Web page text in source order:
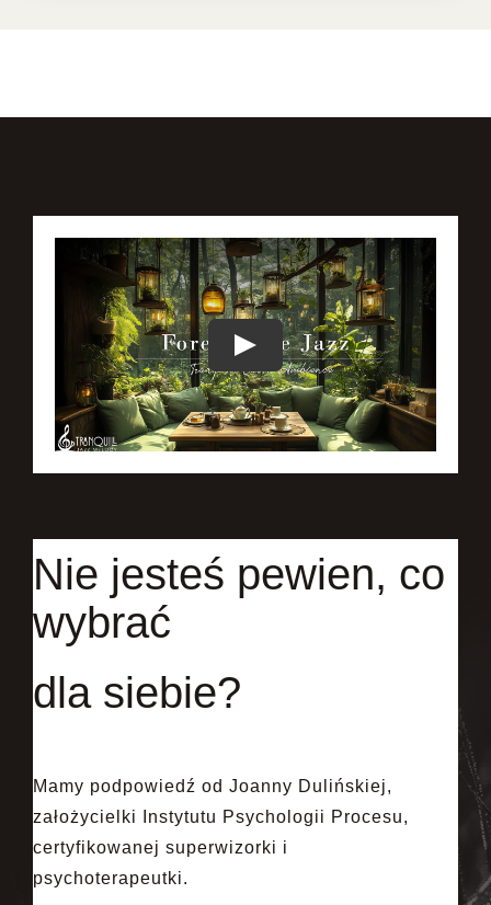
Nie jesteś pewien, co
wybrać
dla siebie?
Mamy podpowiedź od Joanny Dulińskiej,
założycielki Instytutu Psychologii Procesu,
certyfikowanej superwizorki i
psychoterapeutki.